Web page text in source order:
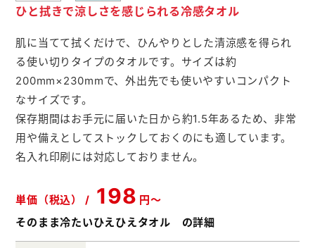
カレンダー本舗
カイロ本舗
キャンディー本舗
メモ帳本舗
クリアファイル本舗
うちわ本舗
ひと拭きで涼しさを感じられる冷感タオル
肌に当てて拭くだけで、ひんやりとした清涼感を得られ
る使い切りタイプのタオルです。サイズは約
200mm×230mmで、外出先でも使いやすいコンパクト
なサイズです。
保存期間はお手元に届いた日から約1.5年あるため、非常
用や備えとしてストックしておくのにも適しています。
名入れ印刷には対応しておりません。
単価（税込） / 198 円～
そのまま冷たいひえひえタオル の詳細